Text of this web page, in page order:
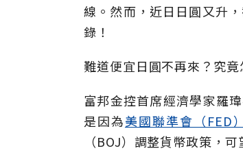
線。然而，近日日圓又升
錄！
難道便宜日圓不再來？究
富邦金控首席經濟學家羅
是因為美國聯準會（FED）
（BOJ）調整貨幣政策，可